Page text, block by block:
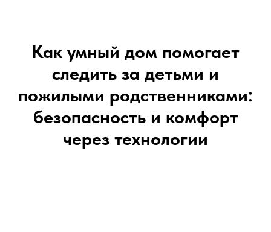
Как умный дом помогает
следить за детьми и
пожилыми родственниками:
безопасность и комфорт
через технологии